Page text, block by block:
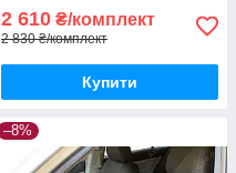
2 610 ₴/комплект
2 830 ₴/комплект
Купити
–8%